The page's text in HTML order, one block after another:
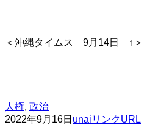
＜沖縄タイムス 9月14日 ↑＞
人権, 政治
2022年9月16日 unai リンクURL